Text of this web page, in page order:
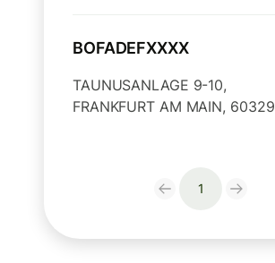
BOFADEFXXXX
TAUNUSANLAGE 9-10,
FRANKFURT AM MAIN, 60329
1